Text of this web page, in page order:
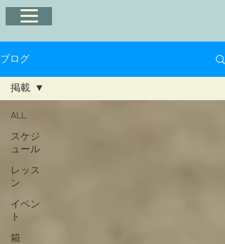
ブログ
ALL
スケジ
ュール
レッス
ン
イベン
ト
箱
掲載